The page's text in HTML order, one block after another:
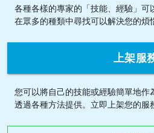
各種各樣的專家的「技能、經驗」可
在眾多的種類中尋找可以解決您的煩
上架服
您可以將自己的技能或經驗簡單地作
透過各種方法提供。立即上架您的服